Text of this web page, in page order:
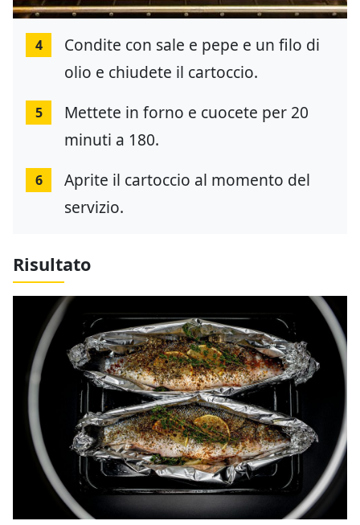
4
Condite con sale e pepe e un filo di
olio e chiudete il cartoccio.
5
Mettete in forno e cuocete per 20
minuti a 180.
6
Aprite il cartoccio al momento del
servizio.
Risultato